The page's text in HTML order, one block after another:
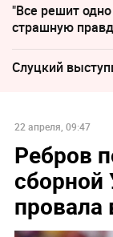
"Все решит
страшную
Слуцкий
22 апреля, 09:47
Ребров
сборной
провала